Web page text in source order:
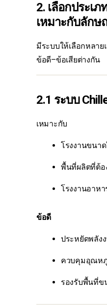
2. เลือกประเ
เหมาะกับลักษ
มีระบบให้เลือกหลา
ข้อดี–ข้อเสียต่างกัน
2.1 ระบบ
เหมาะกับ
โรงงานขนา
พื้นที่ผลิตที่ต้
โรงงานอาห
ข้อดี
ประหยัดพลัง
ควบคุมอุณห
รองรับพื้นที่ข